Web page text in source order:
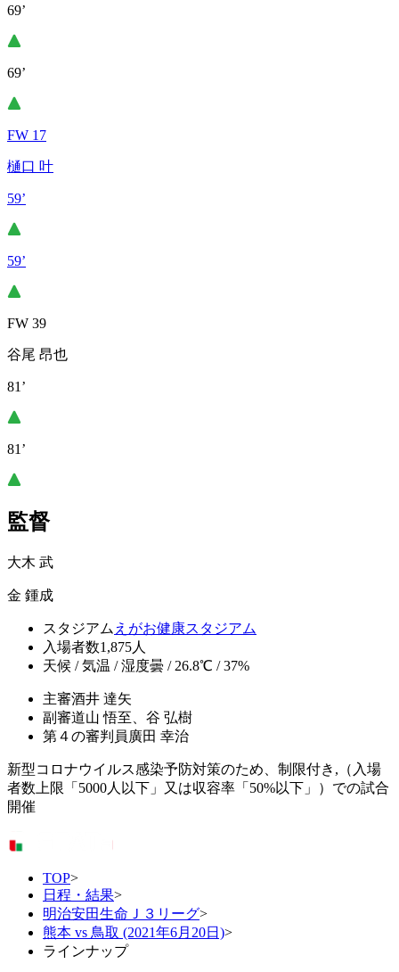
69’
69’
FW 17
樋口 叶
59’
59’
FW 39
谷尾 昂也
81’
81’
監督
大木 武
金 鍾成
スタジアム えがお健康スタジアム
入場者数1,875人
天候 / 気温 / 湿度曇 / 26.8℃ / 37%
主審酒井 達矢
副審道山 悟至、谷 弘樹
第４の審判員 廣田 幸治
新型コロナウイルス感染予防対策のため、制限付き,（入場
者数上限「5000人以下」又は収容率「50%以下」）での試合
開催
TOP>
日程・結果>
明治安田生命Ｊ３リーグ>
熊本 vs 鳥取 (2021年6月20日)>
ラインナップ